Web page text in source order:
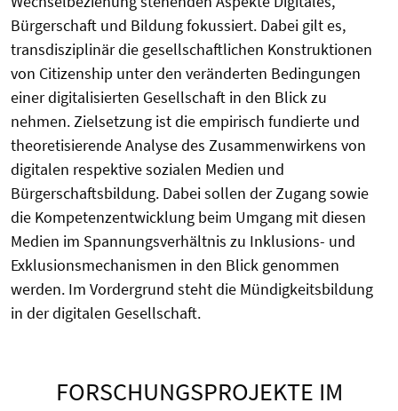
Bürgerschaft und Bildung fokussiert. Dabei gilt es,
transdisziplinär die gesellschaftlichen Konstruktionen
von Citizenship unter den veränderten Bedingungen
einer digitalisierten Gesellschaft in den Blick zu
nehmen. Zielsetzung ist die empirisch fundierte und
theoretisierende Analyse des Zusammenwirkens von
digitalen respektive sozialen Medien und
Bürgerschaftsbildung. Dabei sollen der Zugang sowie
die Kompetenzentwicklung beim Umgang mit diesen
Medien im Spannungsverhältnis zu Inklusions- und
Exklusionsmechanismen in den Blick genommen
werden. Im Vordergrund steht die Mündigkeitsbildung
in der digitalen Gesellschaft.
FORSCHUNGSPROJEKTE IM